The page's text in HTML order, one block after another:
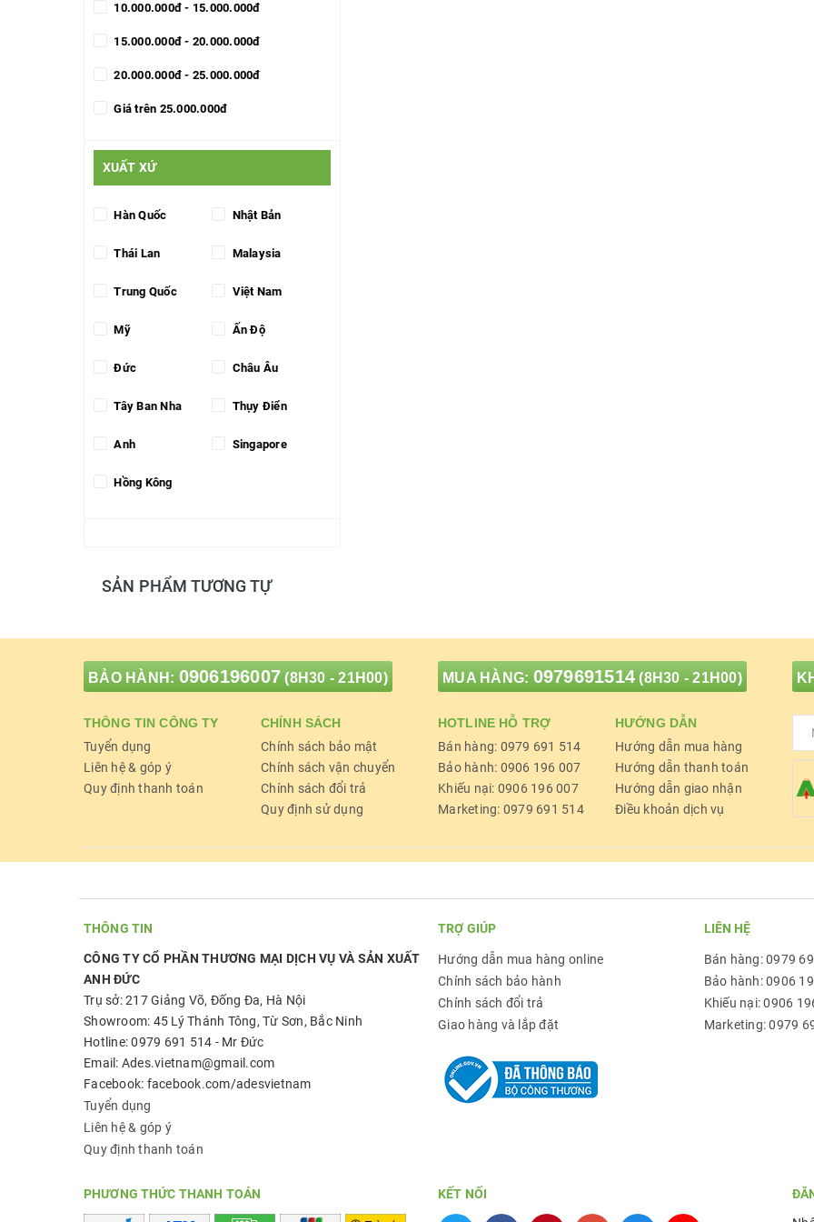
10.000.000đ - 15.000.000đ
15.000.000đ - 20.000.000đ
20.000.000đ - 25.000.000đ
Giá trên 25.000.000đ
XUẤT XỨ
Hàn Quốc Nhật Bản
Thái Lan Malaysia
Trung Quốc Việt Nam
Mỹ Ấn Độ
Đức Châu Âu
Tây Ban Nha Thụy Điển
Anh Singapore
Hồng Kông
SẢN PHẨM TƯƠNG TỰ
BẢO HÀNH: 0906196007 (8H30 - 21H00) MUA HÀNG: 0979691514 (8H30 - 21H00)
THÔNG TIN CÔNG TY
Tuyển dụng
Liên hệ & góp ý
Quy định thanh toán
CHÍNH SÁCH
Chính sách bảo mật
Chính sách vận chuyển
Chính sách đổi trả
Quy định sử dụng
HOTLINE HỖ TRỢ
Bán hàng: 0979 691 514
Bảo hành: 0906 196 007
Khiếu nại: 0906 196 007
Marketing: 0979 691 514
HƯỚNG DẪN
Hướng dẫn mua hàng
Hướng dẫn thanh toán
Hướng dẫn giao nhận
Điều khoản dịch vụ
THÔNG TIN
CÔNG TY CỔ PHẦN THƯƠNG MẠI DỊCH VỤ VÀ SẢN XUẤT
ANH ĐỨC
Trụ sở: 217 Giảng Võ, Đống Đa, Hà Nội
Showroom: 45 Lý Thánh Tông, Từ Sơn, Bắc Ninh
Hotline: 0979 691 514 - Mr Đức
Email: Ades.vietnam@gmail.com
Facebook: facebook.com/adesvietnam
Tuyển dụng
Liên hệ & góp ý
Quy định thanh toán
TRỢ GIÚP
Hướng dẫn mua hàng online
Chính sách bảo hành
Chính sách đổi trả
Giao hàng và lắp đặt
LIÊN HỆ
Bán hàng: 0979
Bảo hành: 0906
Khiếu nại: 0906
Marketing: 0979
PHƯƠNG THỨC THANH TOÁN KẾT NỐI